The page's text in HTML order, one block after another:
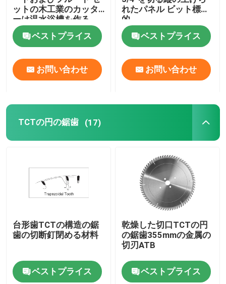
私達に連絡しなさい
プロフィールのルーター ビット
TCTの円の鋸歯
炭化物の挿入物の工具細工
ットの木工業のカッタ
ーは温水浴槽を作る
ベストプライス
お問い合わせ
れたパネル ビット標準
的
ベストプライス
お問い合わせ
TCTの円の鋸歯 (17)
台形歯TCTの構造の鋸
歯の切断釘閉める材料
ベストプライス
乾燥した切口TCTの円
の鋸歯355mmの金属の
切刃ATB
ベストプライス